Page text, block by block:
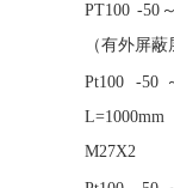
PT100 -50
（有外屏蔽
Pt100 -
M27X2